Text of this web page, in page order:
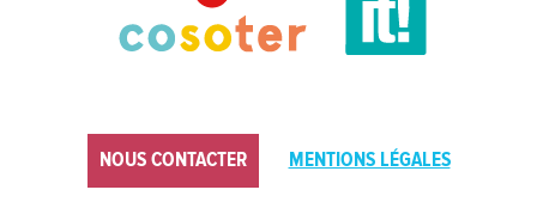
NOUS CONTACTER MENTIONS LÉGALES